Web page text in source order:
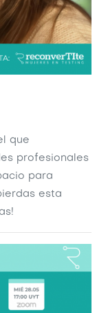
que
profesionales
para
esta